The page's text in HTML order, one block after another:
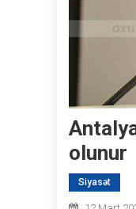
olunur
Siyasət